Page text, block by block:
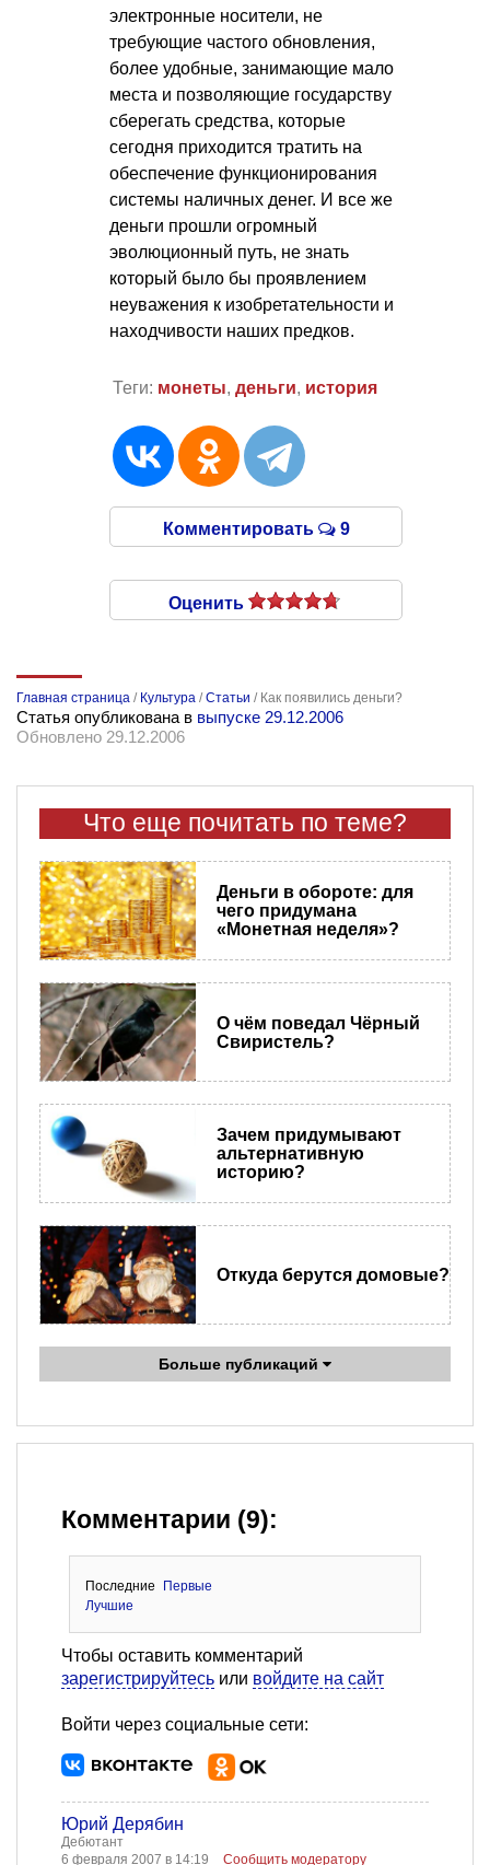
электронные носители, не
требующие частого обновления,
более удобные, занимающие мало
места и позволяющие государству
сберегать средства, которые
сегодня приходится тратить на
обеспечение функционирования
системы наличных денег. И все же
деньги прошли огромный
эволюционный путь, не знать
который было бы проявлением
неуважения к изобретательности и
находчивости наших предков.
Теги: монеты, деньги, история
Комментировать 9
Оценить
Главная страница / Культура /Статьи / Как появились деньги?
Статья опубликована в выпуске 29.12.2006
Обновлено 29.12.2006
Что еще почитать по теме?
Деньги в обороте: для
чего придумана
«Монетная неделя»?
О чём поведал Чёрный
Свиристель?
Зачем придумывают
альтернативную
историю?
Откуда берутся домовые?
Больше публикаций
Комментарии (9):
Последние
Первые
Лучшие
Чтобы оставить комментарий
зарегистрируйтесь или войдите на сайт
Войти через социальные сети:
Юрий Дерябин
Дебютант
6 февраля 2007 в 14:19
Сообщить модератору